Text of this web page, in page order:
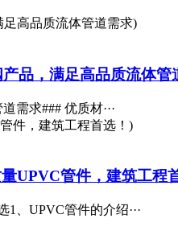
品，满足高品质流体管
求### 优质材···
UPVC管件，建筑工程
、UPVC管件的介绍···